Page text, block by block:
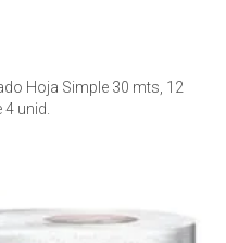
Hoja Simple 30 mts, 12
unid.